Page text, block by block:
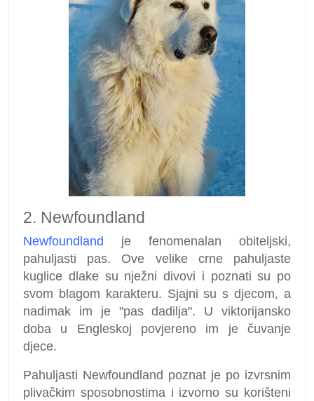
2. Newfoundland
Newfoundland je fenomenalan obiteljski,
pahuljasti pas. Ove velike crne pahuljaste
kuglice dlake su nježni divovi i poznati su po
svom blagom karakteru. Sjajni su s djecom, a
nadimak im je "pas dadilja". U viktorijansko
doba u Engleskoj povjereno im je čuvanje
djece.
Pahuljasti Newfoundland poznat je po izvrsnim
plivačkim sposobnostima i izvorno su korišteni